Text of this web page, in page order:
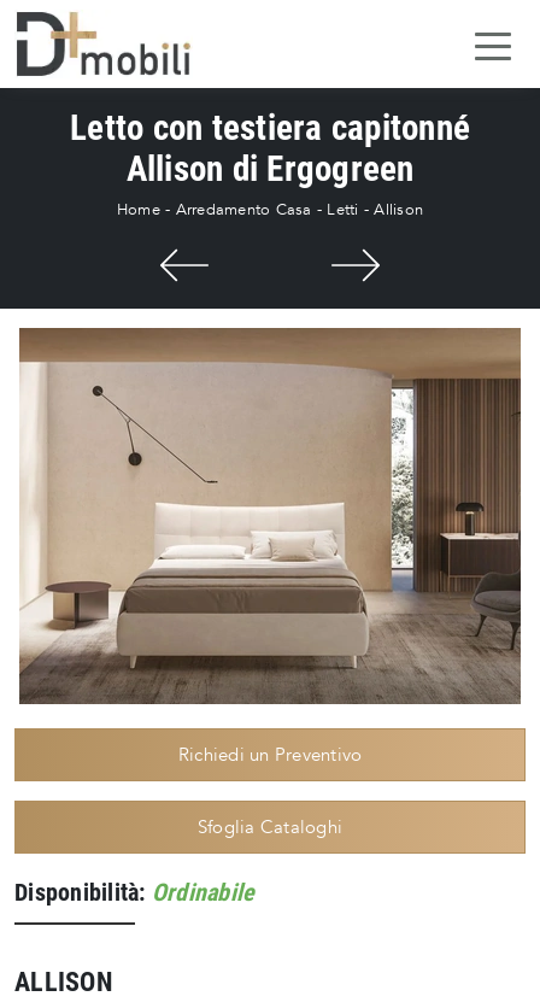
Letto con testiera capitonné
Allison di Ergogreen
Home- Arredamento Casa - Letti -Allison
Richiedi un Preventivo
Sfoglia Cataloghi
Disponibilità: Ordinabile
ALLISON